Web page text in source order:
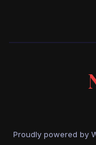
Proudly powered by